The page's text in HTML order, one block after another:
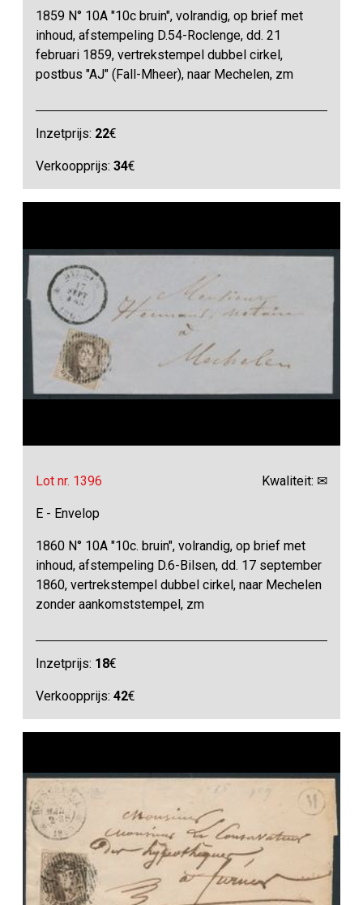
1859 N° 10A "10c bruin", volrandig, op brief met
inhoud, afstempeling D.54-Roclenge, dd. 21
februari 1859, vertrekstempel dubbel cirkel,
postbus "AJ" (Fall-Mheer), naar Mechelen, zm
Inzetprijs: 22€
Verkoopprijs:34€
Lot nr. 1396 Kwaliteit: ✉
E - Envelop
1860 N° 10A "10c. bruin", volrandig, op brief met
inhoud, afstempeling D.6-Bilsen, dd. 17 september
1860, vertrekstempel dubbel cirkel, naar Mechelen
zonder aankomststempel, zm
Inzetprijs: 18€
Verkoopprijs:42€